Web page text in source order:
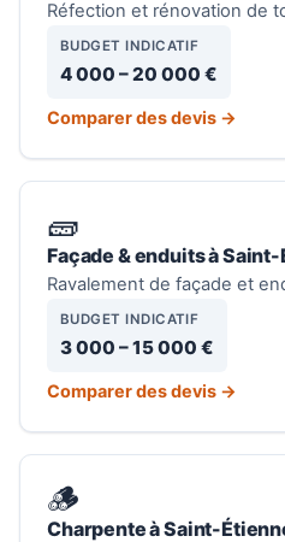
Réfection et rénovation de
BUDGET INDICATIF
4 000 – 20 000 €
Comparer des devis →
🧱
Façade & enduits à
Ravalement de façade et
BUDGET INDICATIF
3 000 – 15 000 €
Comparer des devis →
🪵
Charpente à Saint-